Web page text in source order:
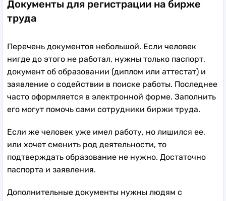
Документы для регистрации на бирже
труда
Перечень документов небольшой. Если человек
нигде до этого не работал, нужны только паспорт,
документ об образовании (диплом или аттестат) и
заявление о содействии в поиске работы. Последнее
часто оформляется в электронной форме. Заполнить
его могут помочь сами сотрудники биржи труда.
Если же человек уже имел работу, но лишился ее,
или хочет сменить род деятельности, то
подтверждать образование не нужно. Достаточно
паспорта и заявления.
Дополнительные документы нужны людям с